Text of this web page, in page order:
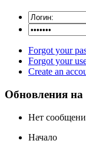
Forgot your
Forgot your
Create an
Обновления
Нет
Начало